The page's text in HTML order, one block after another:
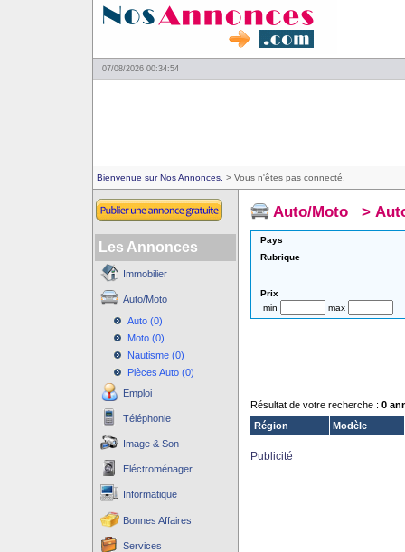
07/08/2026 00:34:54
Bienvenue sur Nos Annonces. > Vous n'êtes pas connecté.
Les Annonces
Immobilier
Auto/Moto
Auto (0)
Moto (0)
Nautisme (0)
Pièces Auto (0)
Emploi
Téléphonie
Image & Son
Eléctroménager
Informatique
Bonnes Affaires
Services
Auto/Moto >
Pays
Rubrique
Prix
min
max
Résultat de votre recherche : 0
Région
Modèle
Publicité